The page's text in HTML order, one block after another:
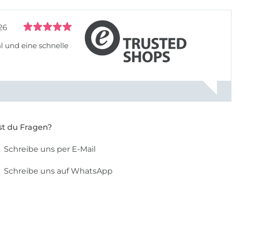
und eine schnelle
du Fragen?
Schreibe uns per E-Mail
Schreibe uns auf WhatsApp